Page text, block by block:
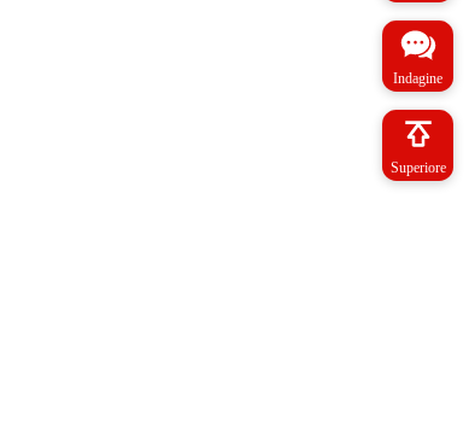
Indagine
Superiore